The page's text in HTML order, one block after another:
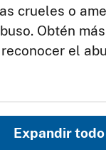
crueles o
Obtén
el
Expandir todo